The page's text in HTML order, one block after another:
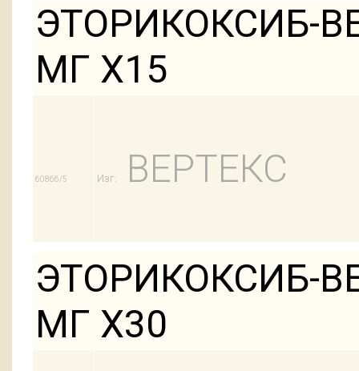
ЭТОРИКОКСИБ-
МГ Х15
60866/5 Изг: ВЕРТЕКС
ЭТОРИКОКСИБ-
МГ Х30